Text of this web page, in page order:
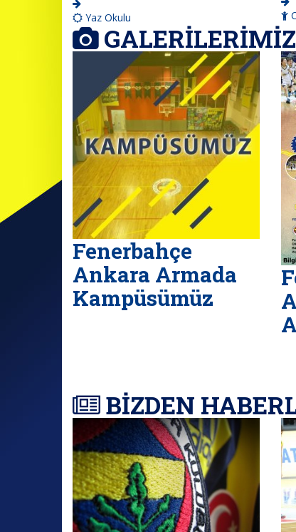
Yaz Okulu
GALERİLERİMİZ
Fenerbahçe
Ankara Armada
Kampüsümüz
BİZDEN